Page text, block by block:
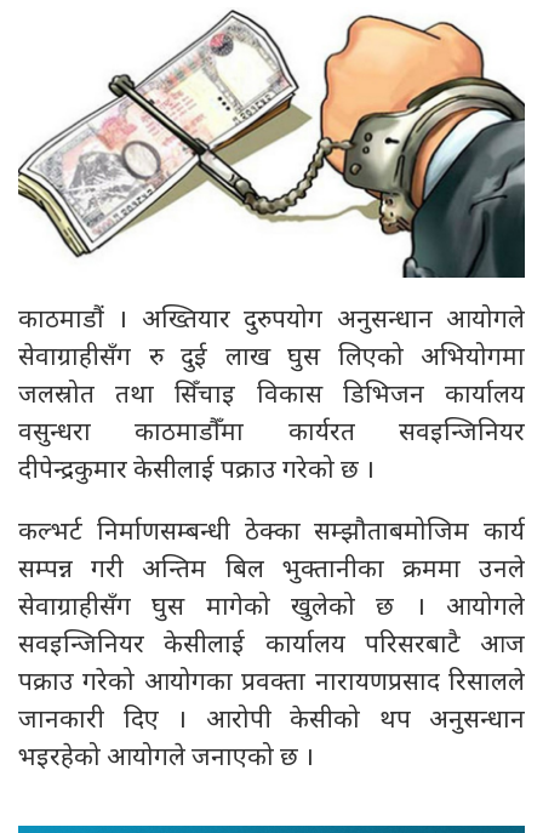
काठमाडौं । अख्तियार दुरुपयोग अनुसन्धान आयोगले
सेवाग्राहीसँग रु दुई लाख घुस लिएको अभियोगमा
जलस्रोत तथा सिँचाइ विकास डिभिजन कार्यालय
वसुन्धरा काठमाडौँमा कार्यरत सवइन्जिनियर
दीपेन्द्रकुमार केसीलाई पक्राउ गरेको छ ।
कल्भर्ट निर्माणसम्बन्धी ठेक्का सम्झौताबमोजिम कार्य
सम्पन्न गरी अन्तिम बिल भुक्तानीका क्रममा उनले
सेवाग्राहीसँग घुस मागेको खुलेको छ । आयोगले
सवइन्जिनियर केसीलाई कार्यालय परिसरबाटै आज
पक्राउ गरेको आयोगका प्रवक्ता नारायणप्रसाद रिसालले
जानकारी दिए । आरोपी केसीको थप अनुसन्धान
भइरहेको आयोगले जनाएको छ ।